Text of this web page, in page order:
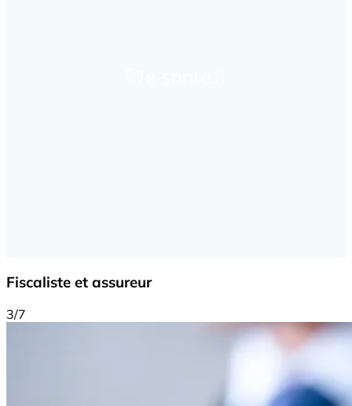
Fiscaliste et assureur
3/7